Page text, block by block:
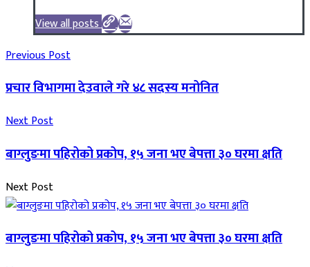
View all posts
Previous Post
प्रचार विभागमा देउवाले गरे ४८ सदस्य मनोनित
Next Post
बाग्लुङमा पहिरोको प्रकोप, १५ जना भए बेपत्ता ३० घरमा क्षति
Next Post
बाग्लुङमा पहिरोको प्रकोप, १५ जना भए बेपत्ता ३० घरमा क्षति